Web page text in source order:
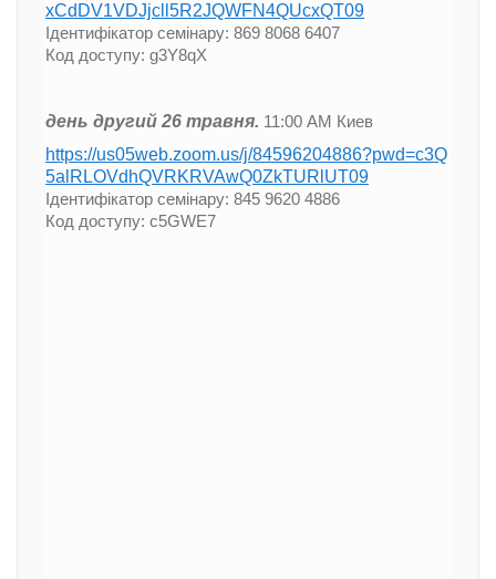
xCdDV1VDJjcll5R2JQWFN4QUcxQT09
Ідентифікатор семінару: 869 8068 6407
Код доступу: g3Y8qX
день другий 26 травня. 11:00 AM Киев
https://us05web.zoom.us/j/84596204886?pwd=c3Q
5alRLOVdhQVRKRVAwQ0ZkTURlUT09
Ідентифікатор семінару: 845 9620 4886
Код доступу: c5GWE7